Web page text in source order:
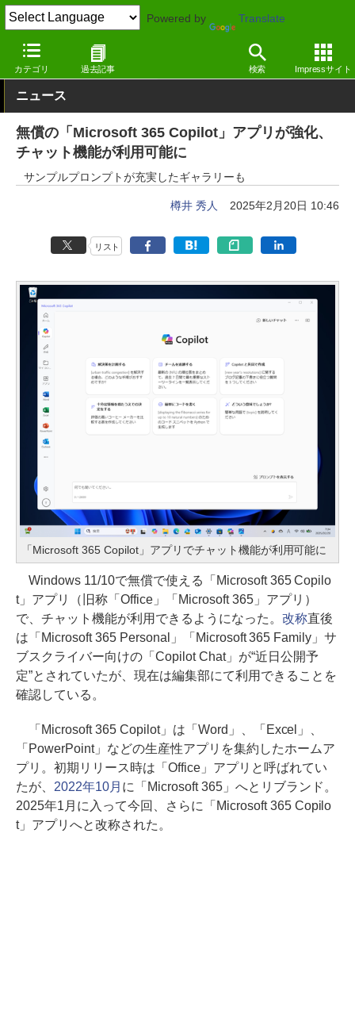
Powered by Translate
カテゴリ 過去記事 検索 Impressサイト
窓の杜 生成AI 文章生成
ニュース
無償の「Microsoft 365 Copilot」アプリが強化、
チャット機能が利用可能に
サンプルプロンプトが充実したギャラリーも
樽井 秀人 2025年2月20日 10:46
リスト
「Microsoft 365 Copilot」アプリでチャット機能が利用可能に
Windows 11/10で無償で使える「Microsoft 365 Copilo
t」アプリ（旧称「Office」「Microsoft 365」アプリ）
で、チャット機能が利用できるようになった。 改称直後
は「Microsoft 365 Personal」「Microsoft 365 Family」サ
ブスクライバー向けの「Copilot Chat」が“近日公開予
定”とされていたが、現在は編集部にて利用できることを
確認している。
「Microsoft 365 Copilot」は「Word」、「Excel」、
「PowerPoint」などの生産性アプリを集約したホームア
プリ。初期リリース時は「Office」アプリと呼ばれてい
たが、 2022年10月 に「Microsoft 365」へとリブランド。
2025年1月に入って今回、さらに「Microsoft 365 Copilo
t」アプリへと改称された。